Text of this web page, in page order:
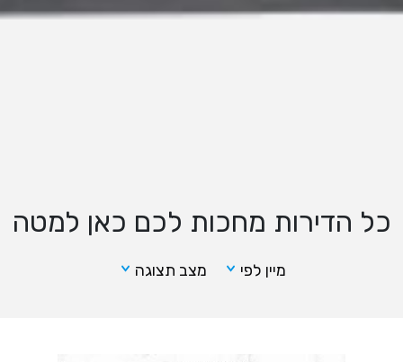
כל הדירות מחכות לכם כאן למטה
מיין לפי מצב תצוגה